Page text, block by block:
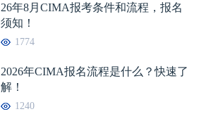
26年8月CIMA报考条件和流程，报名
须知！
1774
2026年CIMA报名流程是什么？快速了
解！
1240